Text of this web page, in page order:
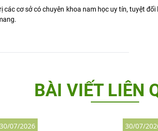
các cơ sở có chuyên khoa nam học uy tín, tuyệt
BÀI VIẾT LIÊN
30/07/2026 30/07/